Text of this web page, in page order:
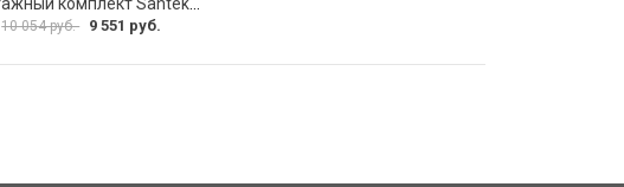
10 054 руб. 9 551 руб.